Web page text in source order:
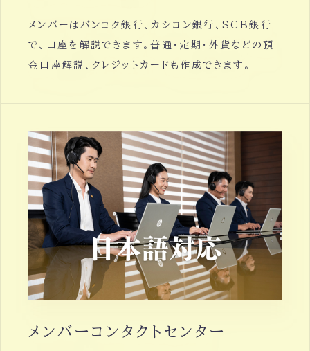
メンバーはバンコク銀行、カシコン銀行、SCB銀行
で、口座を解説できます。普通・定期・外貨などの預
金口座解説、クレジットカードも作成できます。
メンバーコンタクトセンター